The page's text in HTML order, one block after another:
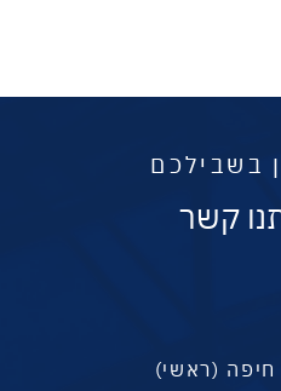
בשבילכם
קשר